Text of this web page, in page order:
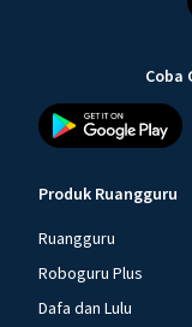
Coba
Produk Ruangguru
Ruangguru
Roboguru Plus
Dafa dan Lulu